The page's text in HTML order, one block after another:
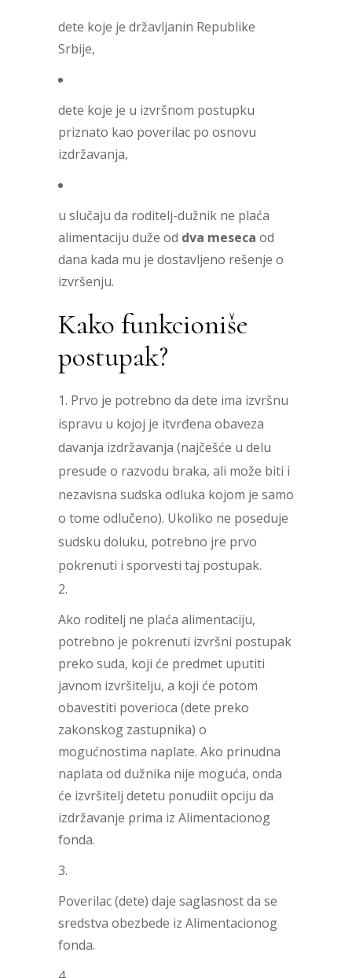
dete koje je državljanin Republike
Srbije,
dete koje je u izvršnom postupku
priznato kao poverilac po osnovu
izdržavanja,
u slučaju da roditelj-dužnik ne plaća
alimentaciju duže od dva meseca od
dana kada mu je dostavljeno rešenje o
izvršenju.
Kako funkcioniše
postupak?
Prvo je potrebno da dete ima izvršnu
ispravu u kojoj je itvrđena obaveza
davanja izdržavanja (najčešće u delu
presude o razvodu braka, ali može biti i
nezavisna sudska odluka kojom je samo
o tome odlučeno). Ukoliko ne poseduje
sudsku doluku, potrebno jre prvo
pokrenuti i sporvesti taj postupak.
Ako roditelj ne plaća alimentaciju,
potrebno je pokrenuti izvršni postupak
preko suda, koji će predmet uputiti
javnom izvršitelju, a koji će potom
obavestiti poverioca (dete preko
zakonskog zastupnika) o
mogućnostima naplate. Ako prinudna
naplata od dužnika nije moguća, onda
će izvršitelj detetu ponudiit opciju da
izdržavanje prima iz Alimentacionog
fonda.
Poverilac (dete) daje saglasnost da se
sredstva obezbede iz Alimentacionog
fonda.